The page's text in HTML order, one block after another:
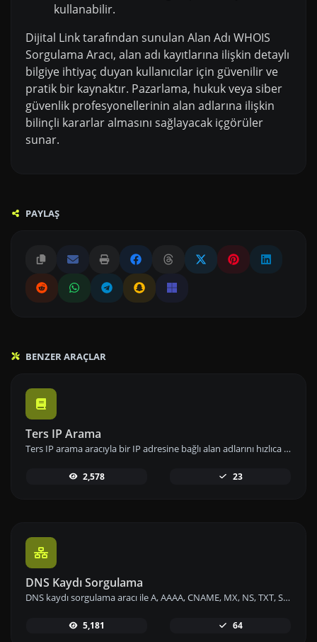
kullanabilir.
Dijital Link tarafından sunulan Alan Adı WHOIS
Sorgulama Aracı, alan adı kayıtlarına ilişkin detaylı
bilgiye ihtiyaç duyan kullanıcılar için güvenilir ve
pratik bir kaynaktır. Pazarlama, hukuk veya siber
güvenlik profesyonellerinin alan adlarına ilişkin
bilinçli kararlar almasını sağlayacak içgörüler
sunar.
PAYLAŞ
BENZER ARAÇLAR
Ters IP Arama
Ters IP arama aracıyla bir IP adresine bağlı alan adlarını hızlıca listeleyin.
2,578 23
DNS Kaydı Sorgulama
DNS kaydı sorgulama aracı ile A, AAAA, CNAME, MX, NS, TXT, SOA kayıtlarını hızlıca bulun, detayları inceleyin ve alan adınızı yönetin!
5,181 64